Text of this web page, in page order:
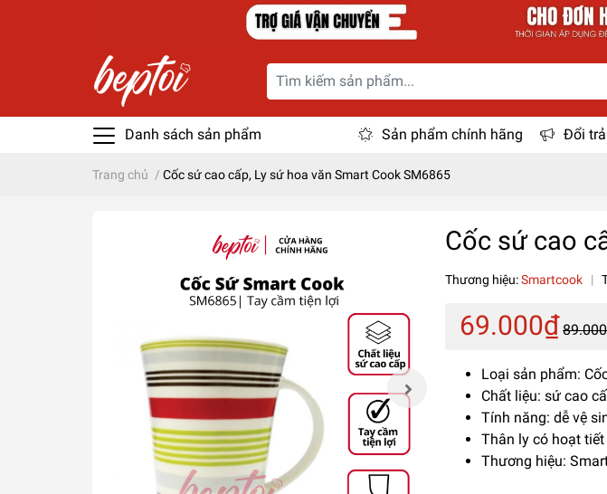
Danh sách sản phẩm Sản phẩm chính hãng Đổi
Trang chủ / Cốc sứ cao cấp, Ly sứ hoa văn Smart Cook SM6865
Cốc sứ cao
Thương hiệu:Smartcook |
69.000₫
Loại sản phẩm:
Chất liệu: sứ cao
Tính năng: dễ vệ
Thân ly có hoạt
Thương hiệu: